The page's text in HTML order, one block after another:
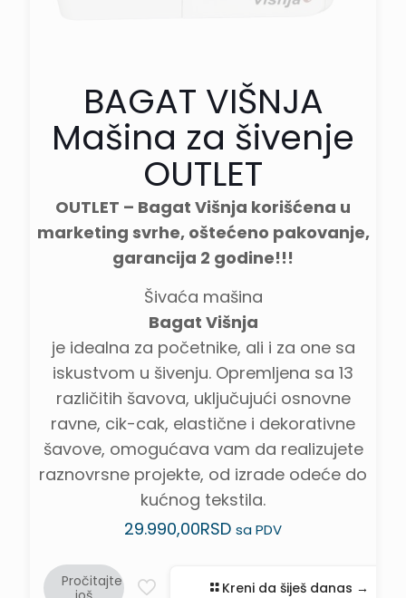
BAGAT VIŠNJA
Mašina za šivenje
OUTLET
OUTLET – Bagat Višnja korišćena u
marketing svrhe, oštećeno pakovanje,
garancija 2 godine!!!
Šivaća mašina
Bagat Višnja
je idealna za početnike, ali i za one sa
iskustvom u šivenju. Opremljena sa 13
različitih šavova, uključujući osnovne
ravne, cik-cak, elastične i dekorativne
šavove, omogućava vam da realizujete
raznovrsne projekte, od izrade odeće do
kućnog tekstila.
29.990,00RSD sa PDV
Pročitajte
Kreni da šiješ danas →